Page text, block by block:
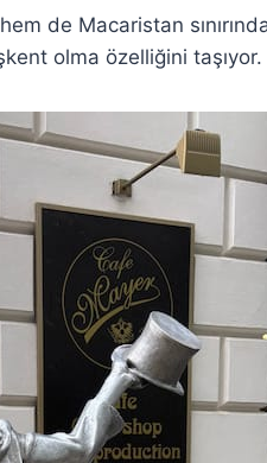
de Macaristan
olma özelliğini taşıyor.